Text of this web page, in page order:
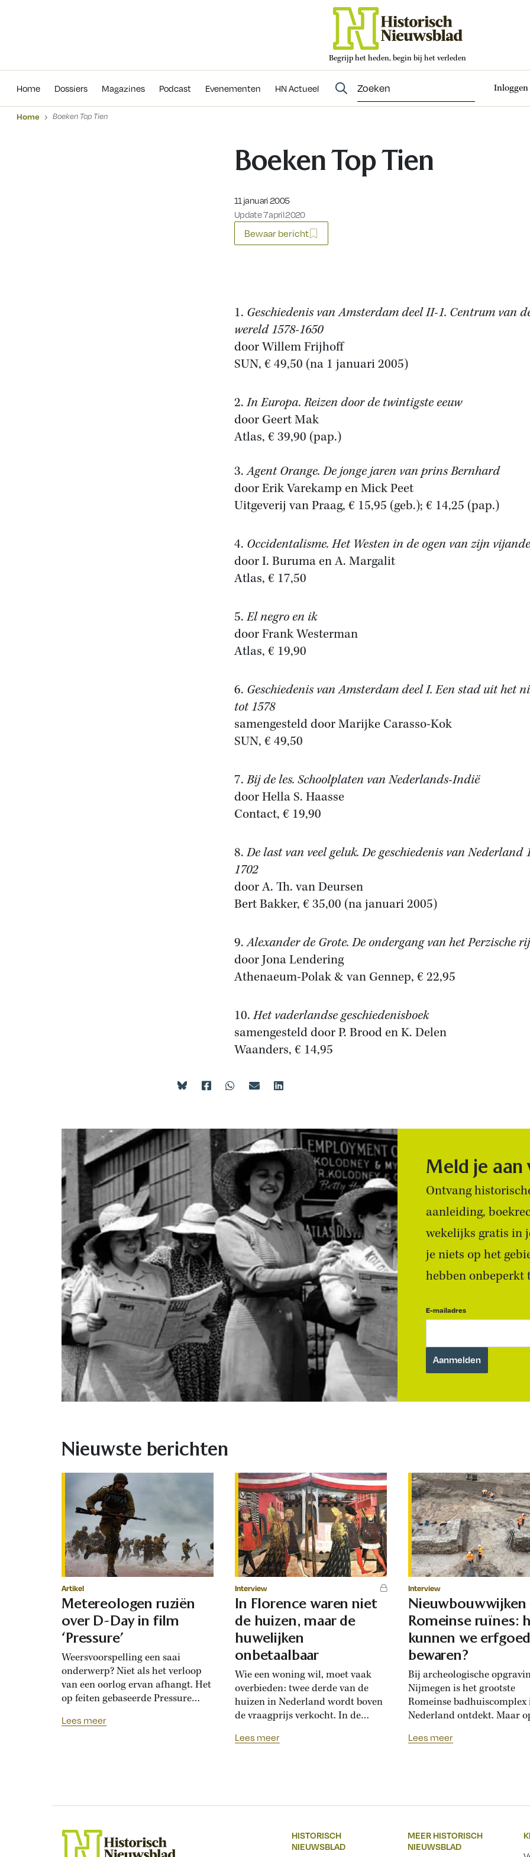
Begrijp het heden, begin bij het verleden
Home Dossiers Magazines Podcast Evenementen HN Actueel Inloggen
Evenementen
Home Boeken Top Tien
Boeken Top Tien
Gepubliceerd op:
11 januari 2005
Update 7 april 2020
Bewaar bericht
1. Geschiedenis van Amsterdam deel II-1. Centrum van
wereld 1578-1650
door Willem Frijhoff
SUN, € 49,50 (na 1 januari 2005)
2.In Europa. Reizen door de twintigste eeuw
door Geert Mak
Atlas, € 39,90 (pap.)
3.Agent Orange. De jonge jaren van prins Bernhard
door Erik Varekamp en Mick Peet
Uitgeverij van Praag, € 15,95 (geb.); € 14,25 (pap.)
4. Occidentalisme. Het Westen in de ogen van zijn
door I. Buruma en A. Margalit
Atlas, € 17,50
5.El negro en ik
door Frank Westerman
Atlas, € 19,90
6. Geschiedenis van Amsterdam deel I. Een stad uit het
tot 1578
samengesteld door Marijke Carasso-Kok
SUN, € 49,50
7.Bij de les. Schoolplaten van Nederlands-Indië
door Hella S. Haasse
Contact, € 19,90
8.De last van veel geluk. De geschiedenis van Nederland
1702
door A. Th. van Deursen
Bert Bakker, € 35,00 (na januari 2005)
9.Alexander de Grote. De ondergang van het Perzische
door Jona Lendering
Athenaeum-Polak & van Gennep, € 22,95
10.Het vaderlandse geschiedenisboek
samengesteld door P. Brood en K. Delen
Waanders, € 14,95
Meld je
Ontvang
aanleiding,
wekelijks gratis in
je niets op het
hebben onbeperkt
E-mailadres
Nieuwste berichten
Artikel
Metereologen ruziën
over D-Day in film
‘Pressure’
Weersvoorspelling een saai
onderwerp? Niet als het verloop
van een oorlog ervan afhangt. Het
op feiten gebaseerde Pressure
tussen geallieerde meteorologen
maand eerder was gepland,
met elkaar...
Lees meer
Interview
In Florence waren niet
de huizen, maar de
huwelijken
onbetaalbaar
Wie een woning wil, moet vaak
overbieden: twee derde van de
huizen in Nederland wordt boven
de vraagprijs verkocht. In de
ook last van overbiedingsgekte:
de vijftiende-eeuwse Italiaanse
huwelijksmarkt...
Lees meer
Interview
Nieuwbouwwijken
Romeinse ruïnes:
kunnen we erfgoed
bewaren?
Bij archeologische
Nijmegen is het grootste
Romeinse badhuiscomplex
Nederland ontdekt. Maar
binnenkort een nieuwe
Over een paar jaar staat het
Nijmeegse Waalfront vol...
Lees meer
HISTORISCH
NIEUWSBLAD
MEER HISTORISCH
NIEUWSBLAD